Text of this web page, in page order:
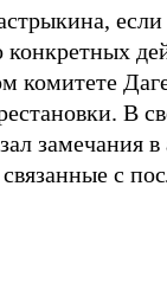
конкретных
комитете
В
замечания
с